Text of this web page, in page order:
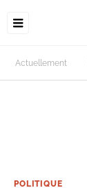
Actuellement
POLITIQUE